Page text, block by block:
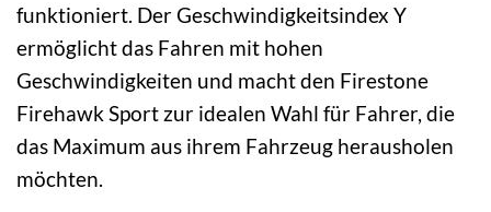
funktioniert. Der Geschwindigkeitsindex Y
ermöglicht das Fahren mit hohen
Geschwindigkeiten und macht den Firestone
Firehawk Sport zur idealen Wahl für Fahrer, die
das Maximum aus ihrem Fahrzeug herausholen
möchten.